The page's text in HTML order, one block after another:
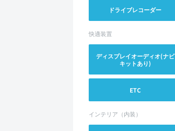
ドライブレコーダー
快適装置
ディスプレイオーディオ(ナビ
キットあり)
ETC
インテリア（内装）